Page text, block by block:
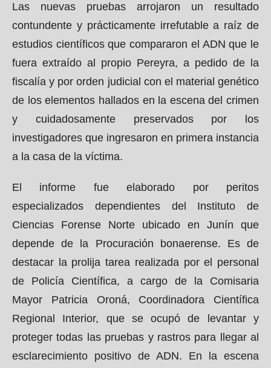
Las nuevas pruebas arrojaron un resultado
contundente y prácticamente irrefutable a raíz de
estudios científicos que compararon el ADN que le
fuera extraído al propio Pereyra, a pedido de la
fiscalía y por orden judicial con el material genético
de los elementos hallados en la escena del crimen
y cuidadosamente preservados por los
investigadores que ingresaron en primera instancia
a la casa de la víctima.
El informe fue elaborado por peritos
especializados dependientes del Instituto de
Ciencias Forense Norte ubicado en Junín que
depende de la Procuración bonaerense. Es de
destacar la prolija tarea realizada por el personal
de Policía Científica, a cargo de la Comisaria
Mayor Patricia Oroná, Coordinadora Científica
Regional Interior, que se ocupó de levantar y
proteger todas las pruebas y rastros para llegar al
esclarecimiento positivo de ADN. En la escena